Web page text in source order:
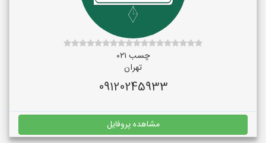
چسب ۰۲۱
تهران
09120245933
مشاهده پروفایل